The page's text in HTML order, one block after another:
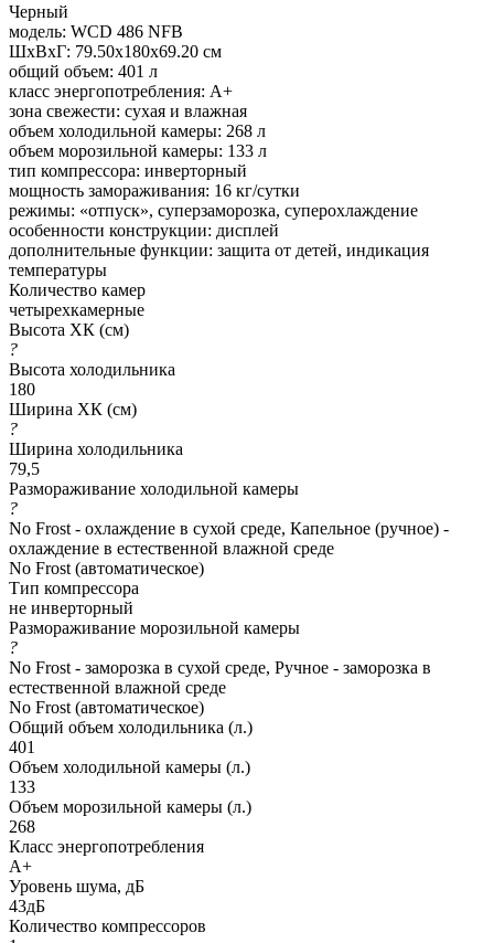
Черный
модель: WCD 486 NFB
ШхВхГ: 79.50х180х69.20 см
общий объем: 401 л
класс энергопотребления: A+
зона свежести: сухая и влажная
объем холодильной камеры: 268 л
объем морозильной камеры: 133 л
тип компрессора: инверторный
мощность замораживания: 16 кг/сутки
режимы: «отпуск», суперзаморозка, суперохлаждение
особенности конструкции: дисплей
дополнительные функции: защита от детей, индикация
температуры
Количество камер
четырехкамерные
Высота ХК (см)
?
Высота холодильника
180
Ширина ХК (см)
?
Ширина холодильника
79,5
Размораживание холодильной камеры
?
No Frost - охлаждение в сухой среде, Капельное (ручное) -
охлаждение в естественной влажной среде
No Frost (автоматическое)
Тип компрессора
не инверторный
Размораживание морозильной камеры
?
No Frost - заморозка в сухой среде, Ручное - заморозка в
естественной влажной среде
No Frost (автоматическое)
Общий объем холодильника (л.)
401
Объем холодильной камеры (л.)
133
Объем морозильной камеры (л.)
268
Класс энергопотребления
A+
Уровень шума, дБ
43дБ
Количество компрессоров